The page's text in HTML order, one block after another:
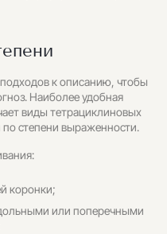
к описанию, чтобы
Наиболее удобная
виды тетрациклиновых
степени выраженности.
коронки;
или поперечными